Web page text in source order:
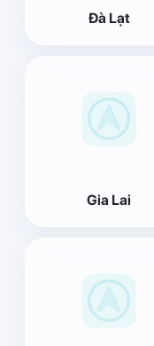
Đà Lạt
Gia Lai